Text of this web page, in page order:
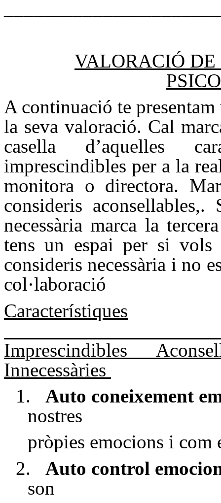
VALORACIÓ
A continuació te presentam
la seva valoració. Cal
casella d’aquelles
imprescindibles per a la
monitora o directora.
consideris
necessària marca la
tens un espai per si vols
consideris necessària i no
col·laboració
Característiques
Imprescindibles
Innecessàries
1.
Auto coneixement
nostres
pròpies emocions i com
2.
Auto control
son